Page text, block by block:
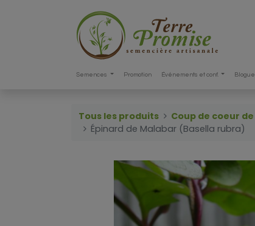
Semences Promotion Événements et conf. Blogue
Tous les produits
Coup de coeur
Épinard de Malabar (Basella rubra)